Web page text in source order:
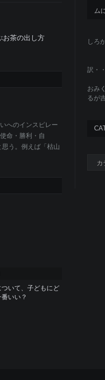
お茶の出し方
へのインスピレー
命・勝利・自
う。例えば「枯山
いて、子どもにど
いい？
ム
しろ
勝
訳・
おみ
るが